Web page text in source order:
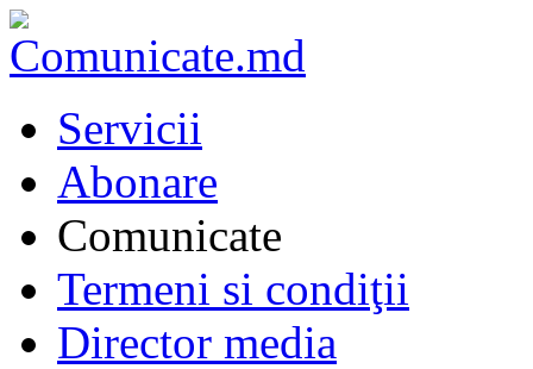
Servicii
Abonare
Comunicate
Termeni si condiţii
Director media